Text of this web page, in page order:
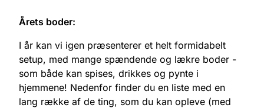
Årets boder:
I år kan vi igen præsenterer et helt formidabelt
setup, med mange spændende og lækre boder -
som både kan spises, drikkes og pynte i
hjemmene! Nedenfor finder du en liste med en
lang række af de ting, som du kan opleve (med